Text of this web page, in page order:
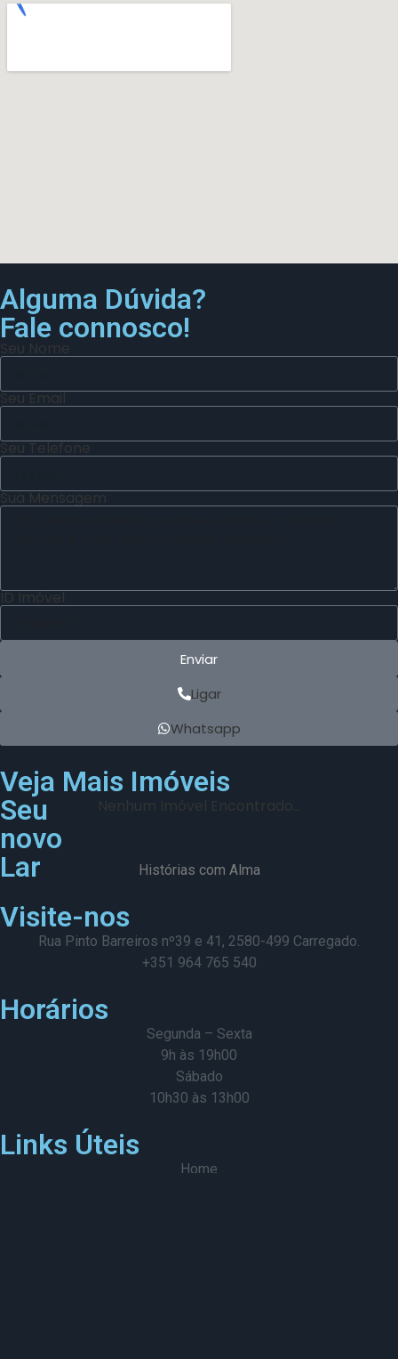
Alguma Dúvida?
Fale connosco!
Seu Nome
Seu Email
Seu Telefone
Sua Mensagem
ID Imóvel
Enviar
Ligar
Whatsapp
Veja Mais Imóveis
Seu
novo
Lar
Nenhum Imóvel Encontrado...
Histórias com Alma
Visite-nos
Rua Pinto Barreiros nº39 e 41, 2580-499 Carregado.
+351 964 765 540
Horários
Segunda – Sexta
9h às 19h00
Sábado
10h30 às 13h00
Links Úteis
Home